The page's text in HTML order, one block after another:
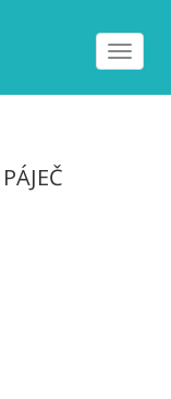
Toggle